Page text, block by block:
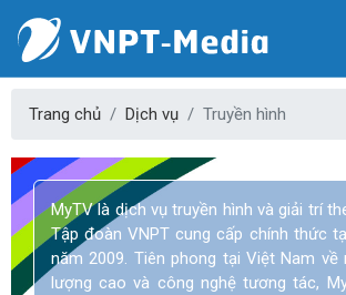
Trang chủ Dịch vụ Truyền hình
MyTV là dịch vụ truyền hình và giải trí
Tập đoàn VNPT cung cấp chính thức
năm 2009. Tiên phong tại Việt Nam về
lượng cao và công nghệ tương tác,